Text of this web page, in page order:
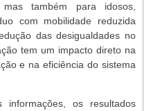
também para idosos,
com mobilidade reduzida
das desigualdades no
tem um impacto direto na
e na eficiência do sistema
os resultados